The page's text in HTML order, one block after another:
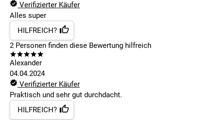
Verifizierter Käufer
Alles super
HILFREICH?
2 Personen finden diese Bewertung hilfreich
Alexander
04.04.2024
Verifizierter Käufer
Praktisch und sehr gut durchdacht.
HILFREICH?